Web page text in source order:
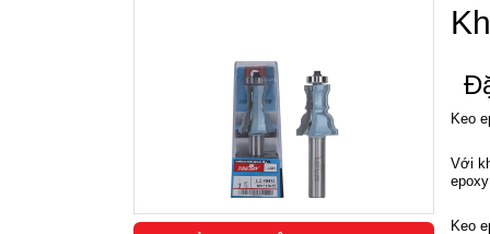
Keo
Với
Keo